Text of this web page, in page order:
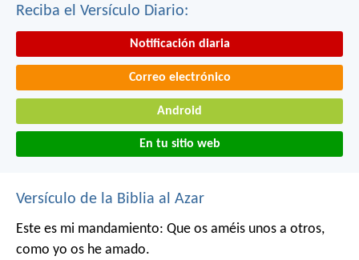
Reciba el Versículo Diario:
Notificación diaria
Correo electrónico
Android
En tu sitio web
Versículo de la Biblia al Azar
Este es mi mandamiento: Que os améis unos a otros,
como yo os he amado.